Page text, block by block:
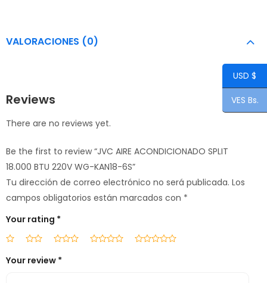
VALORACIONES (0)
Reviews
There are no reviews yet.
Be the first to review “JVC AIRE ACONDICIONADO SPLIT
18.000 BTU 220V WG-KAN18-6S”
Tu dirección de correo electrónico no será publicada. Los
campos obligatorios están marcados con *
Your rating *
Your review *
USD $
VES Bs.